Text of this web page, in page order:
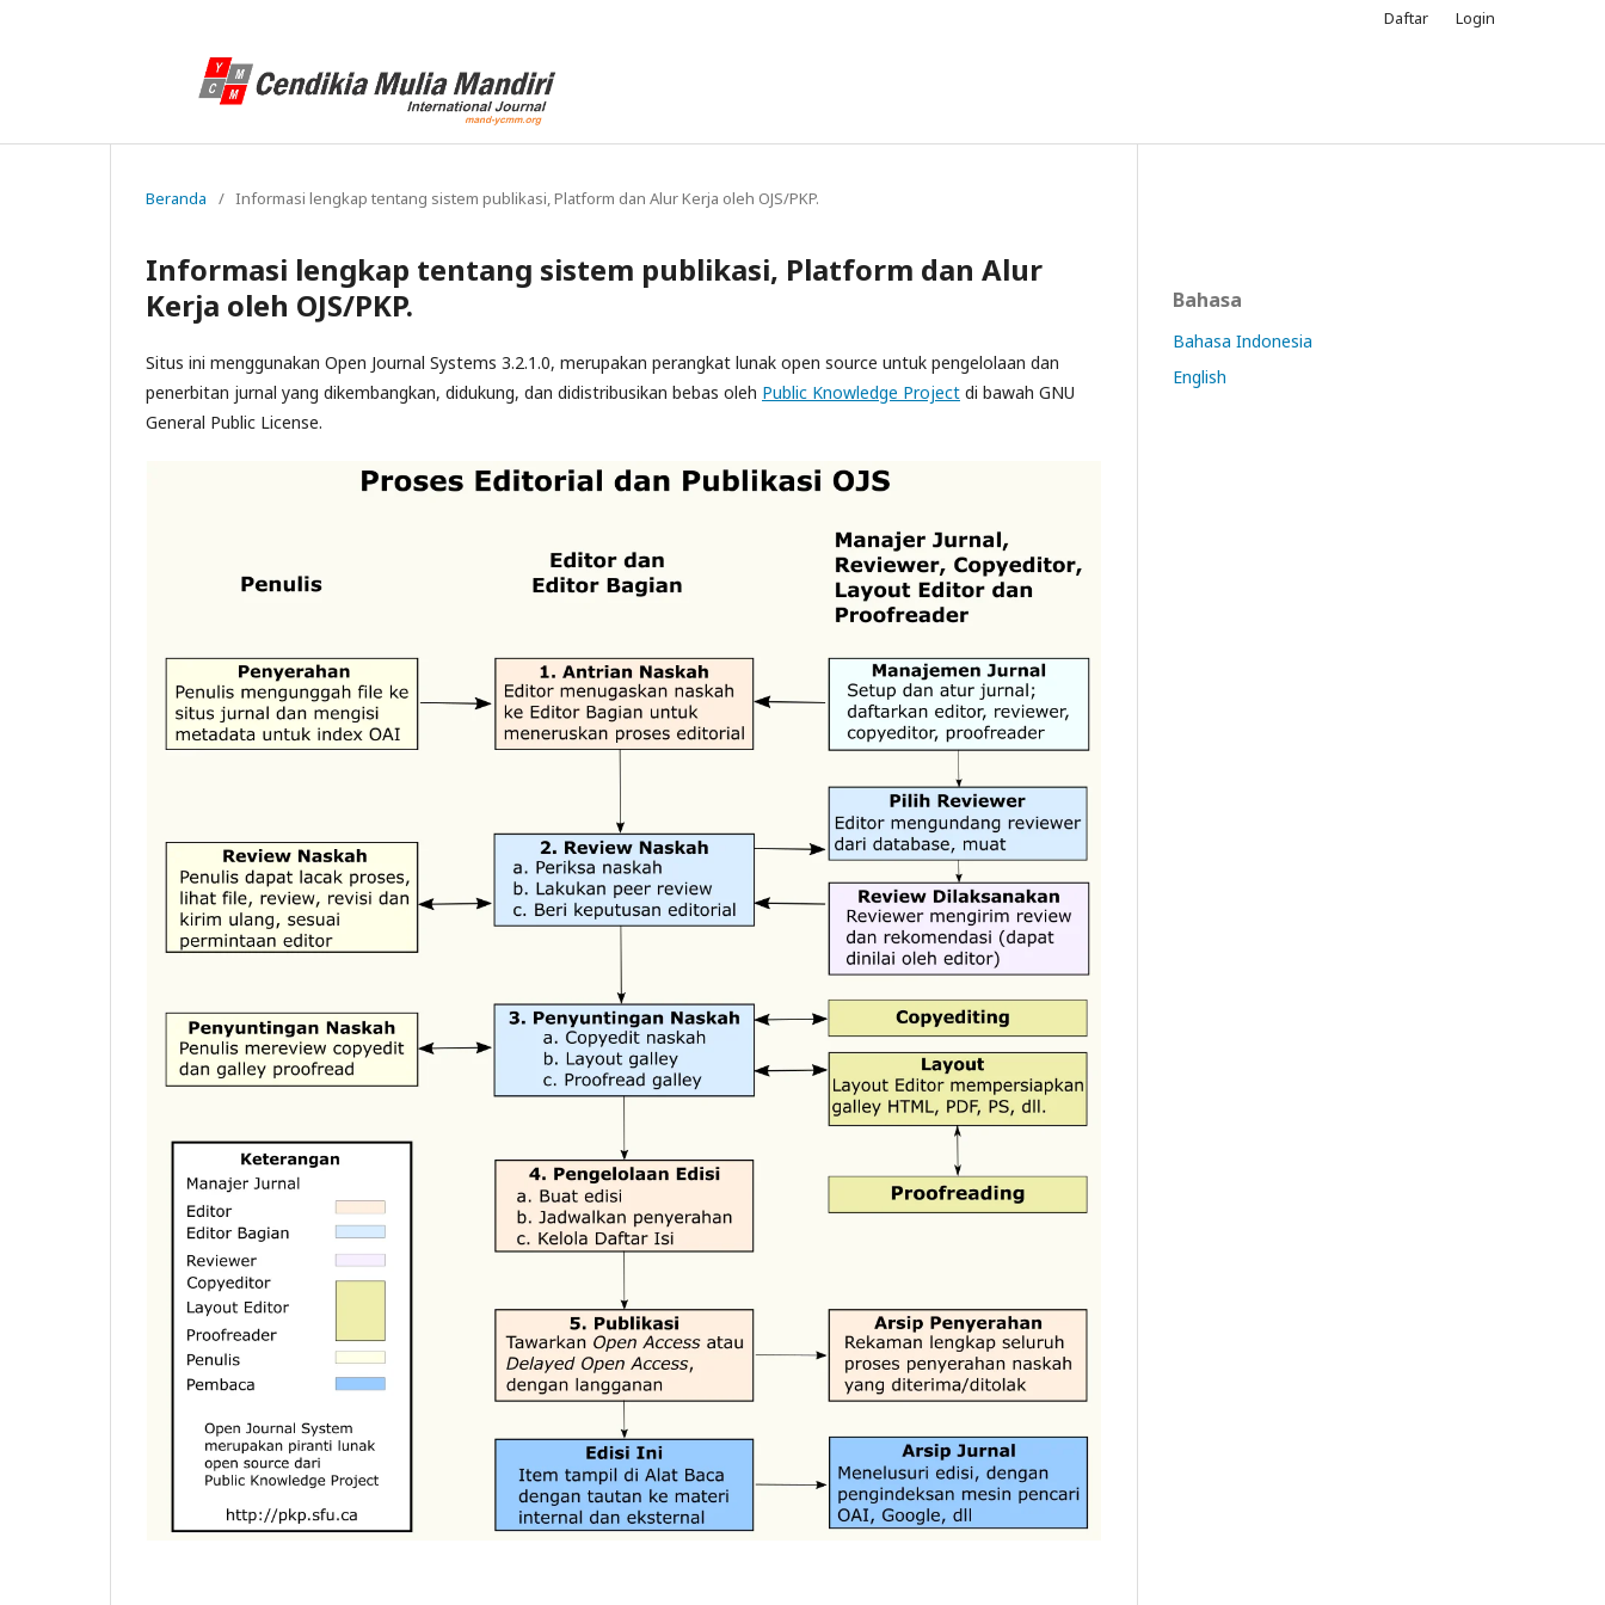
Daftar Login
Beranda / Informasi lengkap tentang sistem publikasi, Platform dan Alur Kerja oleh OJS/PKP.
Informasi lengkap tentang sistem publikasi, Platform dan Alur
Kerja oleh OJS/PKP.
Situs ini menggunakan Open Journal Systems 3.2.1.0, merupakan perangkat lunak open source untuk pengelolaan dan
penerbitan jurnal yang dikembangkan, didukung, dan didistribusikan bebas oleh Public Knowledge Project di bawah GNU
General Public License.
Bahasa
Bahasa Indonesia
English